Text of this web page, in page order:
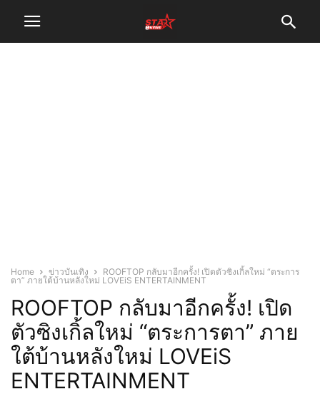
Home ข่าวบันเทิง
ROOFTOP กลับมาอีกครั้ง! เปิดตัวซิงเกิ้ลใหม่ “ตระการ
ตา” ภายใต้บ้านหลังใหม่ LOVEiS ENTERTAINMENT
ROOFTOP กลับมาอีกครั้ง! เปิด
ตัวซิงเกิ้ลใหม่ “ตระการตา” ภาย
ใต้บ้านหลังใหม่ LOVEiS
ENTERTAINMENT